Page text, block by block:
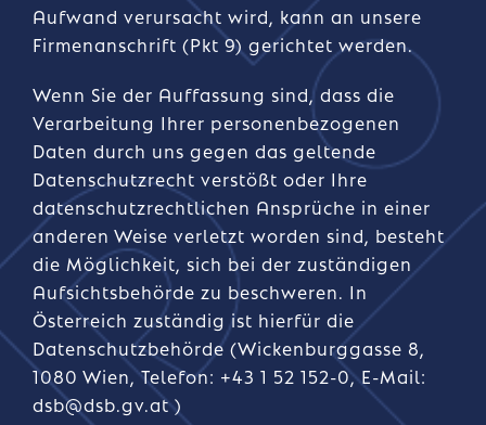
Aufwand verursacht wird, kann an unsere
Firmenanschrift (Pkt 9) gerichtet werden.
Wenn Sie der Auffassung sind, dass die
Verarbeitung Ihrer personenbezogenen
Daten durch uns gegen das geltende
Datenschutzrecht verstößt oder Ihre
datenschutzrechtlichen Ansprüche in einer
anderen Weise verletzt worden sind, besteht
die Möglichkeit, sich bei der zuständigen
Aufsichtsbehörde zu beschweren. In
Österreich zuständig ist hierfür die
Datenschutzbehörde (Wickenburggasse 8,
1080 Wien, Telefon: +43 1 52 152-0, E-Mail:
dsb@dsb.gv.at )